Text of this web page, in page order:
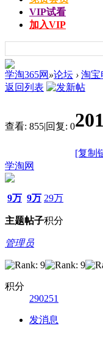
VIP试看
加入VIP
学淘365网 »论坛 › 淘宝
返回列表
查看: 855|回复: 0
[复制
学淘网
9万
主题
9万
帖子
29万
积分
管理员
积分
290251
发消息